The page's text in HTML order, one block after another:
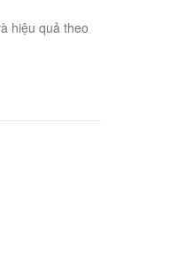
hiệu quả theo